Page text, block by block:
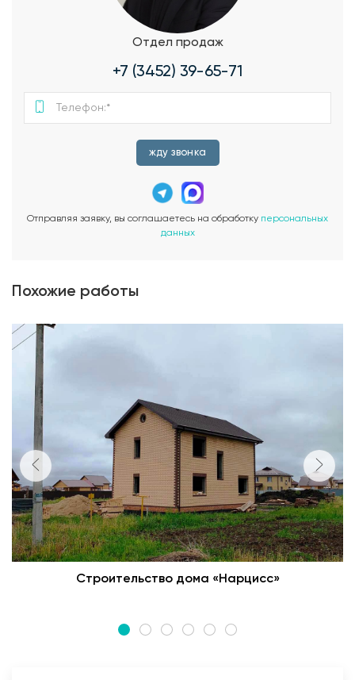
Отдел продаж
+7 (3452) 39-65-71
жду звонка
Отправляя заявку, вы соглашаетесь на обработку персональных
данных
Похожие работы
Строительство дома «Нарцисс»